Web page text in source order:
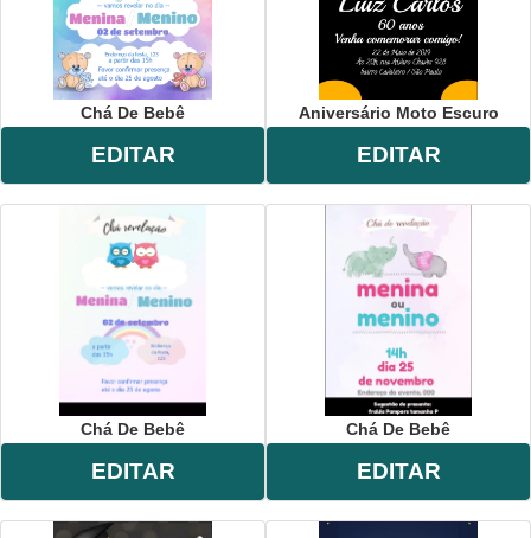
Chá De Bebê
EDITAR
Aniversário Moto Escuro
EDITAR
Chá De Bebê
EDITAR
Chá De Bebê
EDITAR